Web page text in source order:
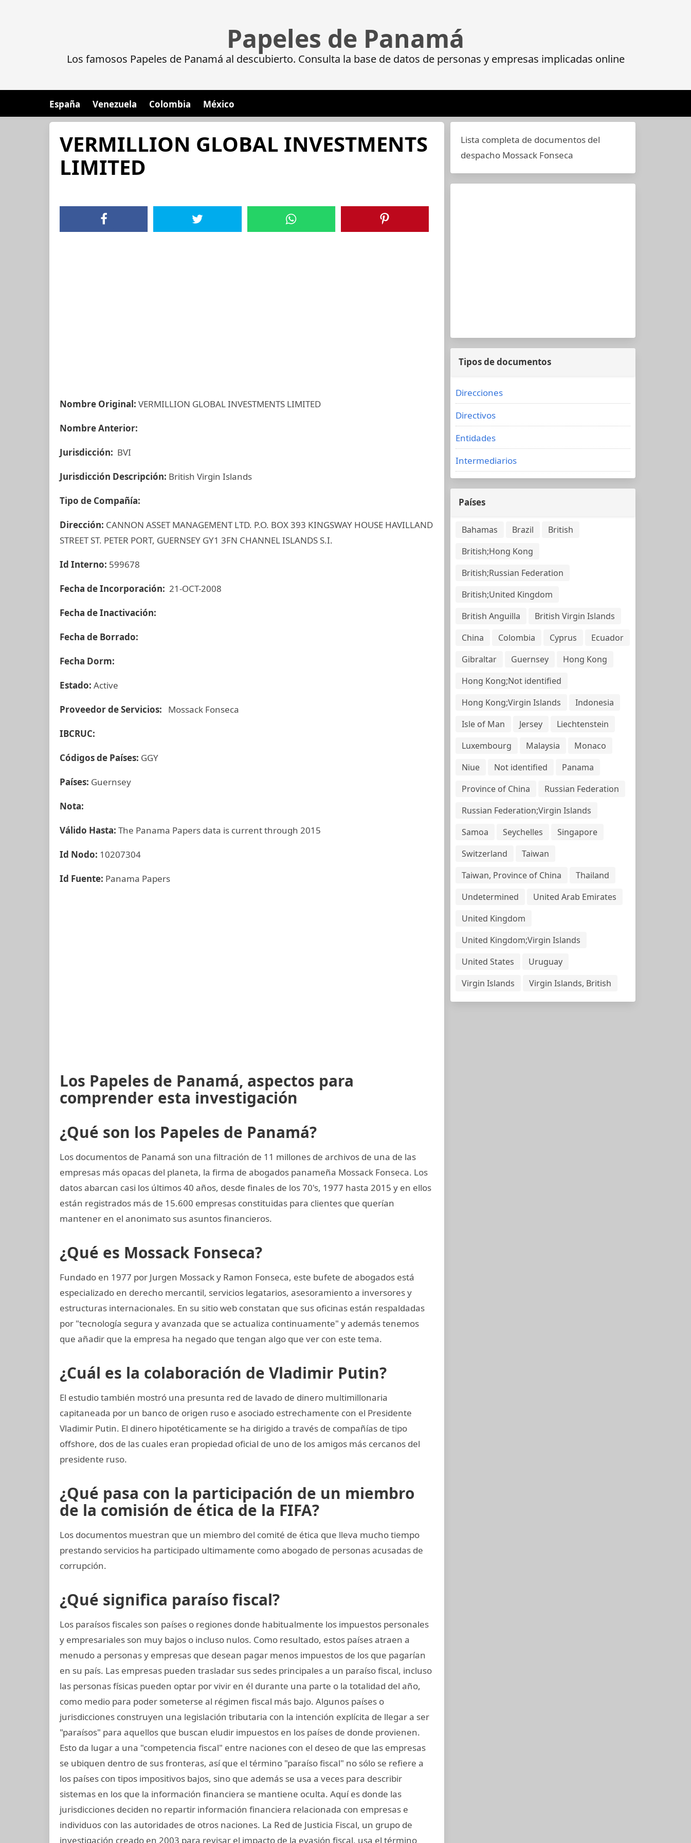
Papeles de Panamá
Los famosos Papeles de Panamá al descubierto. Consulta la base de datos de personas y empresas implicadas online
España Venezuela Colombia México
VERMILLION GLOBAL INVESTMENTS
LIMITED
Nombre Original: VERMILLION GLOBAL INVESTMENTS LIMITED
Nombre Anterior:
Jurisdicción: BVI
Jurisdicción Descripción: British Virgin Islands
Tipo de Compañía:
Dirección: CANNON ASSET MANAGEMENT LTD. P.O. BOX 393 KINGSWAY HOUSE HAVILLAND
STREET ST. PETER PORT, GUERNSEY GY1 3FN CHANNEL ISLANDS S.I.
Id Interno: 599678
Fecha de Incorporación: 21-OCT-2008
Fecha de Inactivación:
Fecha de Borrado:
Fecha Dorm:
Estado: Active
Proveedor de Servicios: Mossack Fonseca
IBCRUC:
Códigos de Países: GGY
Países: Guernsey
Nota:
Válido Hasta: The Panama Papers data is current through 2015
Id Nodo: 10207304
Id Fuente: Panama Papers
Los Papeles de Panamá, aspectos para
comprender esta investigación
¿Qué son los Papeles de Panamá?
Los documentos de Panamá son una filtración de 11 millones de archivos de una de las
empresas más opacas del planeta, la firma de abogados panameña Mossack Fonseca. Los
datos abarcan casi los últimos 40 años, desde finales de los 70's, 1977 hasta 2015 y en ellos
están registrados más de 15.600 empresas constituidas para clientes que querían
mantener en el anonimato sus asuntos financieros.
¿Qué es Mossack Fonseca?
Fundado en 1977 por Jurgen Mossack y Ramon Fonseca, este bufete de abogados está
especializado en derecho mercantil, servicios legatarios, asesoramiento a inversores y
estructuras internacionales. En su sitio web constatan que sus oficinas están respaldadas
por "tecnología segura y avanzada que se actualiza continuamente" y además tenemos
que añadir que la empresa ha negado que tengan algo que ver con este tema.
¿Cuál es la colaboración de Vladimir Putin?
El estudio también mostró una presunta red de lavado de dinero multimillonaria
capitaneada por un banco de origen ruso e asociado estrechamente con el Presidente
Vladimir Putin. El dinero hipotéticamente se ha dirigido a través de compañías de tipo
offshore, dos de las cuales eran propiedad oficial de uno de los amigos más cercanos del
presidente ruso.
¿Qué pasa con la participación de un miembro
de la comisión de ética de la FIFA?
Los documentos muestran que un miembro del comité de ética que lleva mucho tiempo
prestando servicios ha participado ultimamente como abogado de personas acusadas de
corrupción.
¿Qué significa paraíso fiscal?
Los paraísos fiscales son países o regiones donde habitualmente los impuestos personales
y empresariales son muy bajos o incluso nulos. Como resultado, estos países atraen a
menudo a personas y empresas que desean pagar menos impuestos de los que pagarían
en su país. Las empresas pueden trasladar sus sedes principales a un paraíso fiscal, incluso
las personas físicas pueden optar por vivir en él durante una parte o la totalidad del año,
como medio para poder someterse al régimen fiscal más bajo. Algunos países o
jurisdicciones construyen una legislación tributaria con la intención explícita de llegar a ser
"paraísos" para aquellos que buscan eludir impuestos en los países de donde provienen.
Esto da lugar a una "competencia fiscal" entre naciones con el deseo de que las empresas
se ubiquen dentro de sus fronteras, así que el término "paraíso fiscal" no sólo se refiere a
los países con tipos impositivos bajos, sino que además se usa a veces para describir
sistemas en los que la información financiera se mantiene oculta. Aquí es donde las
jurisdicciones deciden no repartir información financiera relacionada con empresas e
individuos con las autoridades de otros naciones. La Red de Justicia Fiscal, un grupo de
investigación creado en 2003 para revisar el impacto de la evasión fiscal, usa el término
Lista completa de documentos del
despacho Mossack Fonseca
Tipos de documentos
Direcciones
Directivos
Entidades
Intermediarios
Países
Bahamas Brazil
British
British;Hong Kong
British;Russian Federation
British;United Kingdom
British Anguilla
British Virgin Islands
China
Colombia Cyprus
Ecuador
Gibraltar
Guernsey
Hong Kong
Hong Kong;Not identified
Hong Kong;Virgin Islands
Indonesia
Isle of Man
Jersey
Liechtenstein
Luxembourg
Malaysia
Monaco
Niue
Not identified
Panama
Province of China
Russian Federation
Russian Federation;Virgin Islands
Samoa
Seychelles
Singapore
Switzerland
Taiwan
Taiwan, Province of China
Thailand
Undetermined
United Arab Emirates
United Kingdom
United Kingdom;Virgin Islands
United States
Uruguay
Virgin Islands
Virgin Islands, British